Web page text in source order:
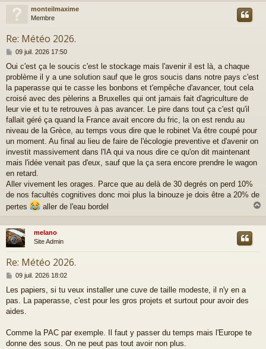
monteilmaxime
Membre
Re: Météo 2026.
M
s
s
a
g
09 juil. 2026 17:50
Oui c'est ça le soucis c'est le stockage mais l'avenir il est là, a chaque
problème il y a une solution sauf que le gros soucis dans notre pays c'est
la paperasse qui te casse les bonbons et t'empêche d'avancer, tout cela
croisé avec des pèlerins a Bruxelles qui ont jamais fait d'agriculture de
leur vie et tu te retrouves à pas avancer. Le pire dans tout ça c'est qu'il
fallait géré ça quand la France avait encore du fric, la on est rendu au
niveau de la Grèce, au temps vous dire que le robinet Va être coupé pour
un moment. Au final au lieu de faire de l'écologie preventive et d'avenir on
investit massivement dans l'IA qui va nous dire ce qu'on dit maintenant
mais l'idée venait pas d'eux, sauf que la ça sera encore prendre le wagon
en retard.
Aller vivement les orages. Parce que au delà de 30 degrés on perd 10%
de nos facultés cognitives donc moi plus la binouze je dois être a 20% de
pertes
aller de l'eau bordel
u
melano
Site Admin
Re: Météo 2026.
M
s
s
a
09 juil. 2026 18:02
Les papiers, si tu veux installer une cuve de taille modeste, il n'y en a
pas. La paperasse, c'est pour les gros projets et surtout pour avoir des
aides.
Comme la PAC par exemple. Il faut y passer du temps mais l'Europe te
donne des sous. On ne peut pas tout avoir non plus.